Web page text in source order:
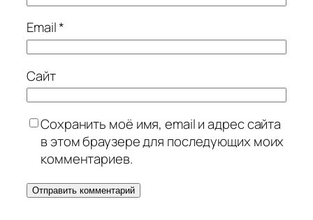
Email*
Сайт
Сохранить моё имя, email и адрес сайта
в этом браузере для последующих моих
комментариев.